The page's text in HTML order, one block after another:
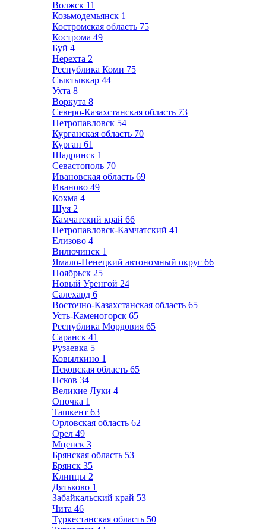
Волжск 11
Козьмодемьянск 1
Костромская область 75
Кострома 49
Буй 4
Нерехта 2
Республика Коми 75
Сыктывкар 44
Ухта 8
Воркута 8
Северо-Казахстанская область 73
Петропавловск 54
Курганская область 70
Курган 61
Шадринск 1
Севастополь 70
Ивановская область 69
Иваново 49
Кохма 4
Шуя 2
Камчатский край 66
Петропавловск-Камчатский 41
Елизово 4
Вилючинск 1
Ямало-Ненецкий автономный округ 66
Ноябрьск 25
Новый Уренгой 24
Салехард 6
Восточно-Казахстанская область 65
Усть-Каменогорск 65
Республика Мордовия 65
Саранск 41
Рузаевка 5
Ковылкино 1
Псковская область 65
Псков 34
Великие Луки 4
Опочка 1
Ташкент 63
Орловская область 62
Орел 49
Мценск 3
Брянская область 53
Брянск 35
Клинцы 2
Дятьково 1
Забайкальский край 53
Чита 46
Туркестанская область 50